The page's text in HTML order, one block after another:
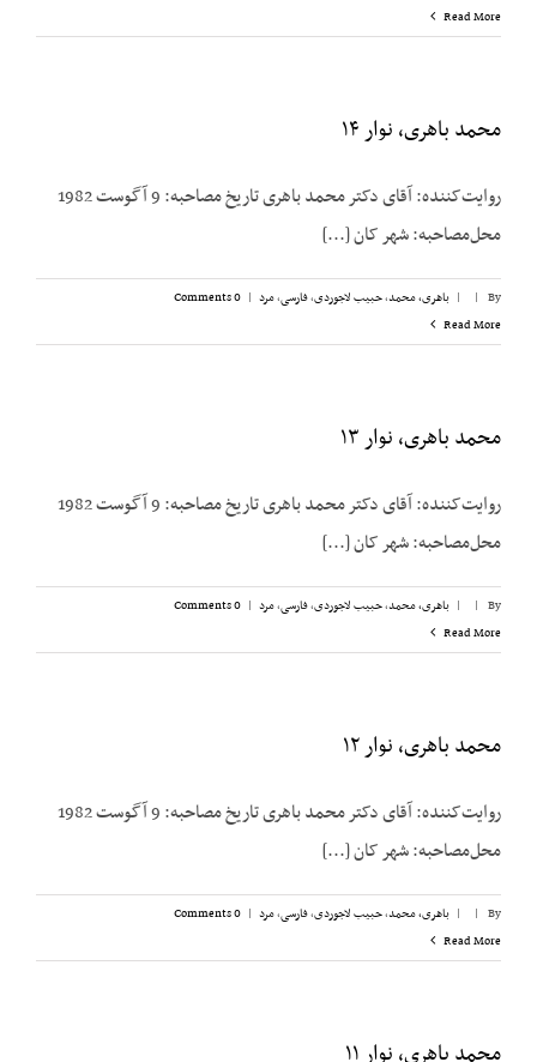
Read More
محمد باهری، نوار ۱۴
روایت‌کننده: آقای دکتر محمد باهری تاریخ مصاحبه: 9 آگوست 1982
محل‌مصاحبه: شهر کان [...]
By
|
| باهری، محمد,حبیب لاجوردی,فارسی,مرد |
0 Comments
Read More
محمد باهری، نوار ۱۳
روایت‌کننده: آقای دکتر محمد باهری تاریخ مصاحبه: 9 آگوست 1982
محل‌مصاحبه: شهر کان [...]
By
|
| باهری، محمد,حبیب لاجوردی,فارسی,مرد |
0 Comments
Read More
محمد باهری، نوار ۱۲
روایت‌کننده: آقای دکتر محمد باهری تاریخ مصاحبه: 9 آگوست 1982
محل‌مصاحبه: شهر کان [...]
By
|
| باهری، محمد,حبیب لاجوردی,فارسی,مرد |
0 Comments
Read More
محمد باهری، نوار ۱۱